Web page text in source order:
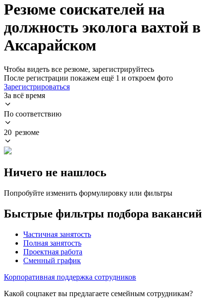
Резюме соискателей на
должность эколога вахтой в
Аксарайском
Чтобы видеть все резюме, зарегистрируйтесь
После регистрации покажем ещё 1 и откроем фото
Зарегистрироваться
За всё время
По соответствию
20 резюме
Ничего не нашлось
Попробуйте изменить формулировку или фильтры
Быстрые фильтры подбора вакансий
Частичная занятость
Полная занятость
Проектная работа
Сменный график
Корпоративная поддержка сотрудников
Какой соцпакет вы предлагаете семейным сотрудникам?